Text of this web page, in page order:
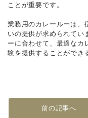
ことが重要です。
業務用のカレールーは、
いの提供が求められてい
ーに合わせて、最適なカ
験を提供することができ
前の記事へ